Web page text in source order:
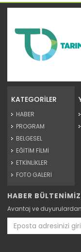
tamamladıktan...
Kars’ta "Taner"
Kars'ta Tarım ve
yapılan...
Devamını Oku ->
KATEGORİLER
HABER
PROGRAM
BELGESEL
EĞİTİM FİLMİ
ETKİNLİKLER
FOTO GALERİ
HABER
Avantaj ve